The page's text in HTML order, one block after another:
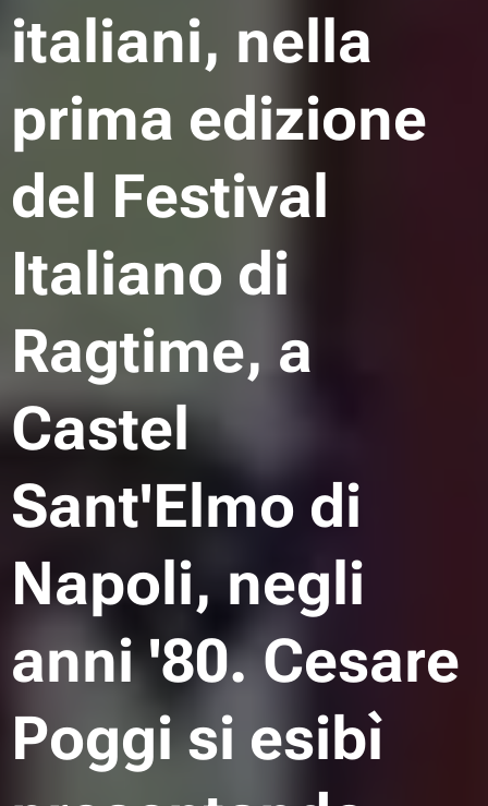
italiani, nella
prima edizione
del Festival
Italiano di
Ragtime, a
Castel
Sant'Elmo di
Napoli, negli
anni '80. Cesare
Poggi si esibì